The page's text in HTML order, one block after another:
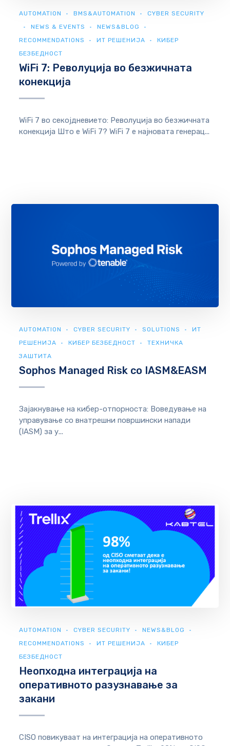
AUTOMATION BMS&AUTOMATION
CYBER SECURITY
NEWS & EVENTS
NEWS&BLOG
RECOMMENDATIONS
ИТ РЕШЕНИЈА
КИБЕР
БЕЗБЕДНОСТ
WiFi 7: Револуција во безжичната
конекција
WiFi 7 во секојдневието: Револуција во безжичната
конекција Што е WiFi 7? WiFi 7 е најновата генерац...
AUTOMATION CYBER SECURITY SOLUTIONS
ИТ
РЕШЕНИЈА
КИБЕР БЕЗБЕДНОСТ
ТЕХНИЧКА
ЗАШТИТА
Sophos Managed Risk со IASM&EASM
Зајакнување на кибер-отпорноста: Воведување на
управување со внатрешни површински напади
(IASM) за у...
AUTOMATION CYBER SECURITY
NEWS&BLOG
RECOMMENDATIONS
ИТ РЕШЕНИЈА
КИБЕР
БЕЗБЕДНОСТ
Неопходна интеграција на
оперативното разузнавање за
закани
CISO повикуваат на интеграција на оперативното